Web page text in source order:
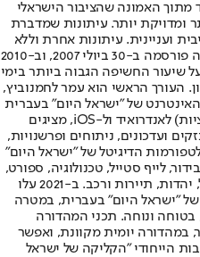
מתוך האמונה שהציבור הישראלי
ומדויקת יותר. עיתונות שמדברת
ועניינית. עיתונות אחרת וללא
תשלום. המהדורה המודפסת הראשונה פורסמה ב-30 ביולי 2007, וב-2010
שיעור החשיפה הגבוה ביותר בימי
העורך הראשי הוא עמר לחמנוביץ,
של "ישראל היום" בעברית
ובאנגלית, כמו כן היישומונים (אפליקציות) לאנדרואיד ול-iOS, מציגים
ועדכונים, ניתוחים ופרשנויות,
הדיגיטל של "ישראל היום"
לייף סטייל, טכנולוגיה, ספורט,
כלכלה וצרכנות, בריאות, חיילים, אוכל, יהדות, תיירות ורכב. ב-2021 עלו
"ישראל היום" בעברית, במטרה
בטוחה ונוחה. תכני המהדורה
במהדורה יומית מקוונת, ואפשר
הייחודי "הקליקה של ישראל